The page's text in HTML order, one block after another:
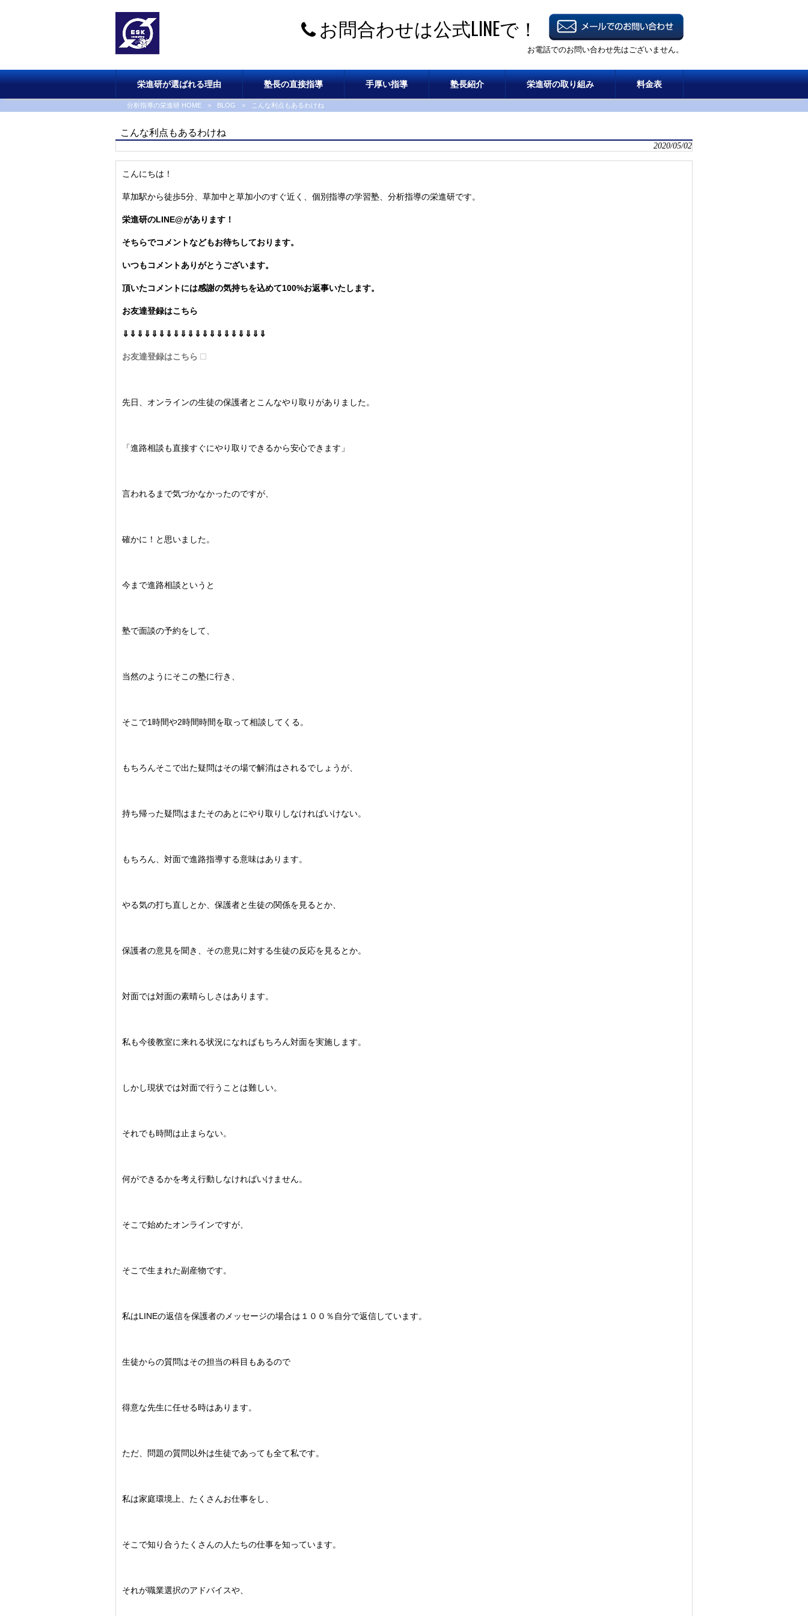
お問合わせは公式LINEで！
お電話でのお問い合わせ先はございません。
栄進研が選ばれる理由 塾長の直接指導 手厚い指導 塾長紹介 栄進研の取り組み 料金表
分析指導の栄進研 HOME > BLOG > こんな利点もあるわけね
こんな利点もあるわけね
2020/05/02
こんにちは！
草加駅から徒歩5分、草加中と草加小のすぐ近く、個別指導の学習塾、分析指導の栄進研です。
栄進研のLINE@があります！
そちらでコメントなどもお待ちしております。
いつもコメントありがとうございます。
頂いたコメントには感謝の気持ちを込めて100%お返事いたします。
お友達登録はこちら
⇓⇓⇓⇓⇓⇓⇓⇓⇓⇓⇓⇓⇓⇓⇓⇓⇓⇓⇓⇓
お友達登録はこちら
先日、オンラインの生徒の保護者とこんなやり取りがありました。
「進路相談も直接すぐにやり取りできるから安心できます」
言われるまで気づかなかったのですが、
確かに！と思いました。
今まで進路相談というと
塾で面談の予約をして、
当然のようにそこの塾に行き、
そこで1時間や2時間時間を取って相談してくる。
もちろんそこで出た疑問はその場で解消はされるでしょうが、
持ち帰った疑問はまたそのあとにやり取りしなければいけない。
もちろん、対面で進路指導する意味はあります。
やる気の打ち直しとか、保護者と生徒の関係を見るとか、
保護者の意見を聞き、その意見に対する生徒の反応を見るとか。
対面では対面の素晴らしさはあります。
私も今後教室に来れる状況になればもちろん対面を実施します。
しかし現状では対面で行うことは難しい。
それでも時間は止まらない。
何ができるかを考え行動しなければいけません。
そこで始めたオンラインですが、
そこで生まれた副産物です。
私はLINEの返信を保護者のメッセージの場合は１００％自分で返信しています。
生徒からの質問はその担当の科目もあるので
得意な先生に任せる時はあります。
ただ、問題の質問以外は生徒であっても全て私です。
私は家庭環境上、たくさんお仕事をし、
そこで知り合うたくさんの人たちの仕事を知っています。
それが職業選択のアドバイスや、